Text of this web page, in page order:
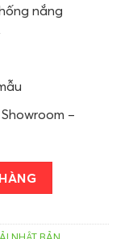
nắng
–
số lượng
NHẬT BẢN